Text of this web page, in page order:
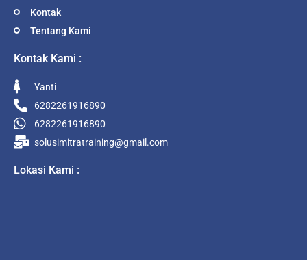
Kontak
Tentang Kami
Kontak Kami :
Yanti
6282261916890
6282261916890
solusimitratraining@gmail.com
Lokasi Kami :